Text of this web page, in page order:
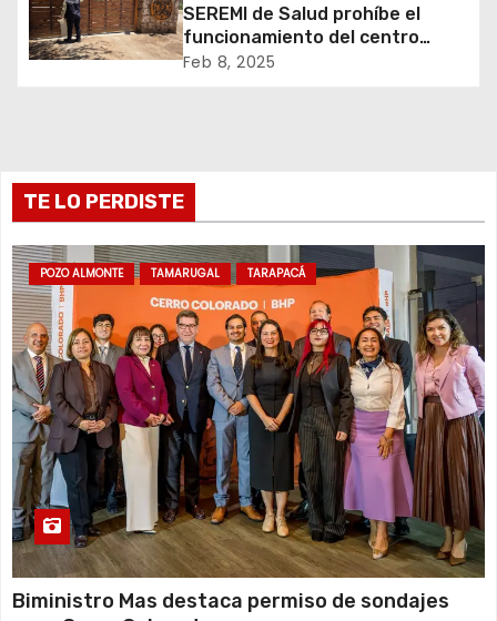
e
n
a
d
a
s
SEREMI de Salud prohíbe el
funcionamiento del centro
recreativo Tantakuy
Feb 8, 2025
TE LO PERDISTE
POZO ALMONTE TAMARUGAL TARAPACÁ
Biministro Mas destaca permiso de sondajes